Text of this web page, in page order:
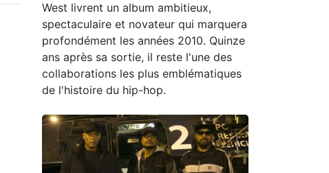
West livrent un album ambitieux,
spectaculaire et novateur qui marquera
profondément les années 2010. Quinze
ans après sa sortie, il reste l'une des
collaborations les plus emblématiques
de l'histoire du hip-hop.